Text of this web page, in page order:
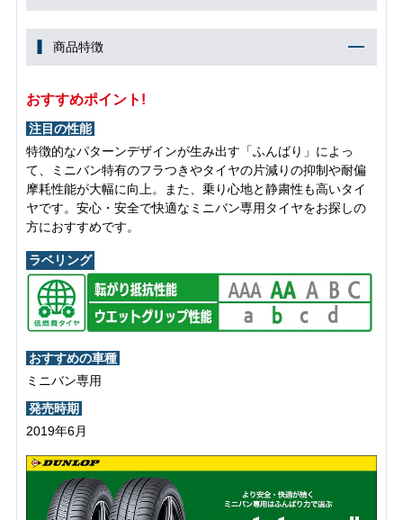
商品特徴
おすすめポイント!
注目の性能
特徴的なパターンデザインが生み出す「ふんばり」によっ
て、ミニバン特有のフラつきやタイヤの片減りの抑制や耐偏
摩耗性能が大幅に向上。また、乗り心地と静粛性も高いタイ
ヤです。安心・安全で快適なミニバン専用タイヤをお探しの
方におすすめです。
ラベリング
おすすめの車種
ミニバン専用
発売時期
2019年6月